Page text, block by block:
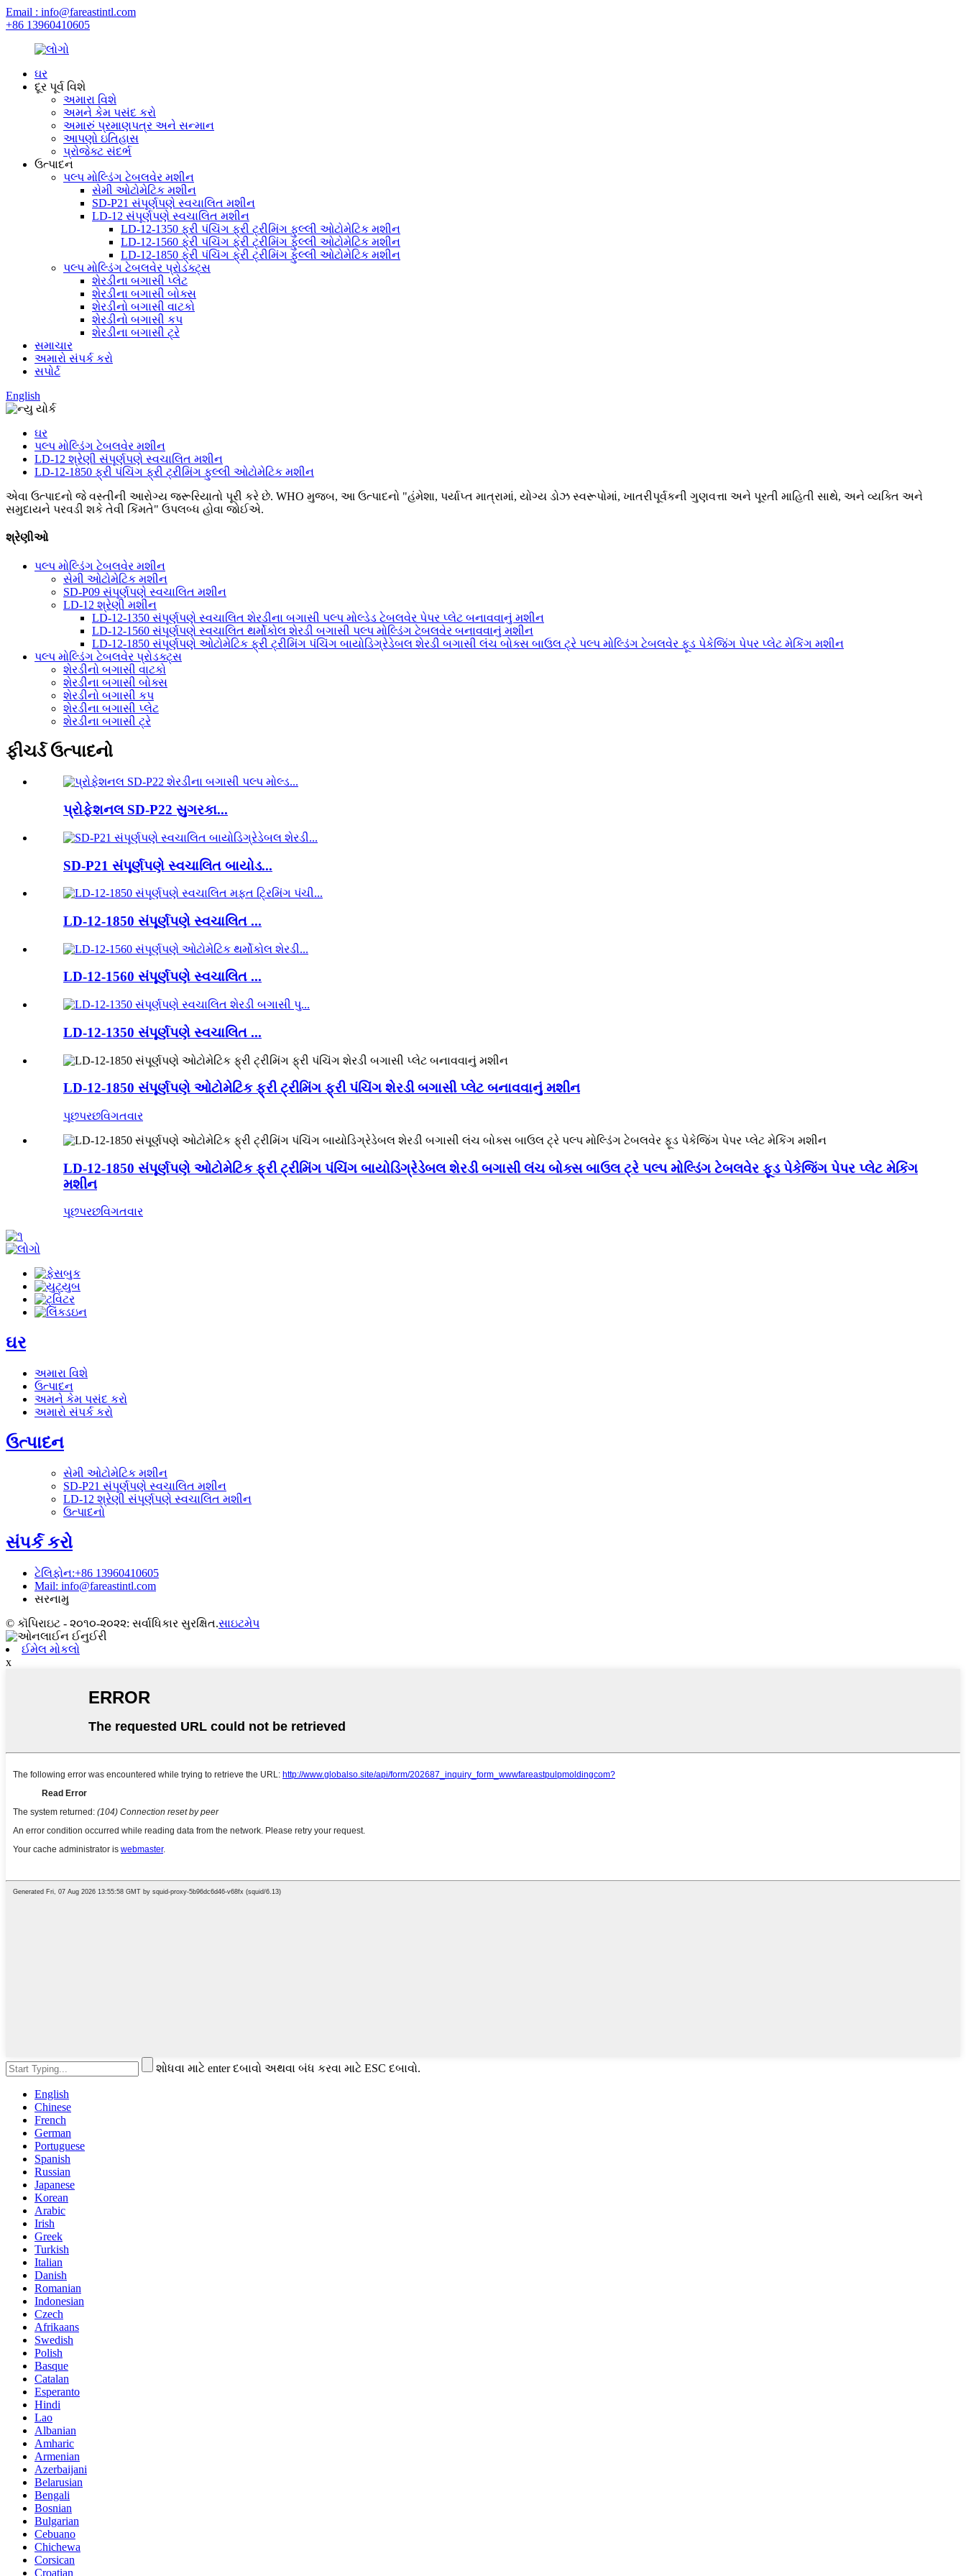
Email : info@fareastintl.com
+86 13960410605
ઘર
દૂર પૂર્વ વિશે
અમારા વિશે
અમને કેમ પસંદ કરો
અમારું પ્રમાણપત્ર અને સન્માન
આપણો ઇતિહાસ
પ્રોજેક્ટ સંદર્ભ
ઉત્પાદન
પલ્પ મોલ્ડિંગ ટેબલવેર મશીન
સેમી ઓટોમેટિક મશીન
SD-P21 સંપૂર્ણપણે સ્વચાલિત મશીન
LD-12 સંપૂર્ણપણે સ્વચાલિત મશીન
LD-12-1350 ફ્રી પંચિંગ ફ્રી ટ્રીમિંગ ફુલ્લી ઓટોમેટિક મશીન
LD-12-1560 ફ્રી પંચિંગ ફ્રી ટ્રીમિંગ ફુલ્લી ઓટોમેટિક મશીન
LD-12-1850 ફ્રી પંચિંગ ફ્રી ટ્રીમિંગ ફુલ્લી ઓટોમેટિક મશીન
પલ્પ મોલ્ડિંગ ટેબલવેર પ્રોડક્ટ્સ
શેરડીના બગાસી પ્લેટ
શેરડીના બગાસી બોક્સ
શેરડીનો બગાસી વાટકો
શેરડીનો બગાસી કપ
શેરડીના બગાસી ટ્રે
સમાચાર
અમારો સંપર્ક કરો
સપોર્ટ
English
ઘર
પલ્પ મોલ્ડિંગ ટેબલવેર મશીન
LD-12 શ્રેણી સંપૂર્ણપણે સ્વચાલિત મશીન
LD-12-1850 ફ્રી પંચિંગ ફ્રી ટ્રીમિંગ ફુલ્લી ઓટોમેટિક મશીન
એવા ઉત્પાદનો જે વસ્તીની આરોગ્ય જરૂરિયાતો પૂરી કરે છે. WHO મુજબ, આ ઉત્પાદનો "હંમેશા, પર્યાપ્ત માત્રામાં, યોગ્ય ડોઝ સ્વરૂપોમાં, ખાતરીપૂર્વકની ગુણવત્તા અને પૂરતી માહિતી સાથે, અને વ્યક્તિ અને
સમુદાયને પરવડી શકે તેવી કિંમતે" ઉપલબ્ધ હોવા જોઈએ.
શ્રેણીઓ
પલ્પ મોલ્ડિંગ ટેબલવેર મશીન
સેમી ઓટોમેટિક મશીન
SD-P09 સંપૂર્ણપણે સ્વચાલિત મશીન
LD-12 શ્રેણી મશીન
LD-12-1350 સંપૂર્ણપણે સ્વચાલિત શેરડીના બગાસી પલ્પ મોલ્ડેડ ટેબલવેર પેપર પ્લેટ બનાવવાનું મશીન
LD-12-1560 સંપૂર્ણપણે સ્વચાલિત થર્મોકોલ શેરડી બગાસી પલ્પ મોલ્ડિંગ ટેબલવેર બનાવવાનું મશીન
LD-12-1850 સંપૂર્ણપણે ઓટોમેટિક ફ્રી ટ્રીમિંગ પંચિંગ બાયોડિગ્રેડેબલ શેરડી બગાસી લંચ બોક્સ બાઉલ ટ્રે પલ્પ મોલ્ડિંગ ટેબલવેર ફૂડ પેકેજિંગ પેપર પ્લેટ મેકિંગ મશીન
પલ્પ મોલ્ડિંગ ટેબલવેર પ્રોડક્ટ્સ
શેરડીનો બગાસી વાટકો
શેરડીના બગાસી બોક્સ
શેરડીનો બગાસી કપ
શેરડીના બગાસી પ્લેટ
શેરડીના બગાસી ટ્રે
ફીચર્ડ ઉત્પાદનો
પ્રોફેશનલ SD-P22 સુગરકા...
SD-P21 સંપૂર્ણપણે સ્વચાલિત બાયોડ...
LD-12-1850 સંપૂર્ણપણે સ્વચાલિત ...
LD-12-1560 સંપૂર્ણપણે સ્વચાલિત ...
LD-12-1350 સંપૂર્ણપણે સ્વચાલિત ...
LD-12-1850 સંપૂર્ણપણે ઓટોમેટિક ફ્રી ટ્રીમિંગ ફ્રી પંચિંગ શેરડી બગાસી પ્લેટ બનાવવાનું મશીન
પૂછપરછવિગતવાર
LD-12-1850 સંપૂર્ણપણે ઓટોમેટિક ફ્રી ટ્રીમિંગ પંચિંગ બાયોડિગ્રેડેબલ શેરડી બગાસી લંચ બોક્સ બાઉલ ટ્રે પલ્પ મોલ્ડિંગ ટેબલવેર ફૂડ પેકેજિંગ પેપર પ્લેટ મેકિંગ
મશીન
પૂછપરછવિગતવાર
ઘર
અમારા વિશે
ઉત્પાદન
અમને કેમ પસંદ કરો
અમારો સંપર્ક કરો
ઉત્પાદન
સેમી ઓટોમેટિક મશીન
SD-P21 સંપૂર્ણપણે સ્વચાલિત મશીન
LD-12 શ્રેણી સંપૂર્ણપણે સ્વચાલિત મશીન
ઉત્પાદનો
સંપર્ક કરો
ટેલિફોન:+86 13960410605
Mail: info@fareastintl.com
સરનામુ
© કૉપિરાઇટ - ૨૦૧૦-૨૦૨૨: સર્વાધિકાર સુરક્ષિત.સાઇટમેપ
ઈમેલ મોકલો
x
શોધવા માટે enter દબાવો અથવા બંધ કરવા માટે ESC દબાવો.
English
Chinese
French
German
Portuguese
Spanish
Russian
Japanese
Korean
Arabic
Irish
Greek
Turkish
Italian
Danish
Romanian
Indonesian
Czech
Afrikaans
Swedish
Polish
Basque
Catalan
Esperanto
Hindi
Lao
Albanian
Amharic
Armenian
Azerbaijani
Belarusian
Bengali
Bosnian
Bulgarian
Cebuano
Chichewa
Corsican
Croatian